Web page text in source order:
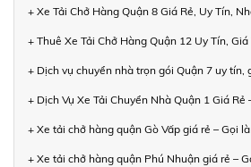
+ Xe Tải Chở Hàng Quận 8 Giá Rẻ, Uy Tín,
+ Thuê Xe Tải Chở Hàng Quận 12 Uy Tín, Giá
+ Dịch vụ chuyển nhà trọn gói Quận 7 uy tín,
+ Dịch Vụ Xe Tải Chuyển Nhà Quận 1 Giá Rẻ
+ Xe tải chở hàng quận Gò Vấp giá rẻ – Gọi
+ Xe tải chở hàng quận Phú Nhuận giá rẻ –